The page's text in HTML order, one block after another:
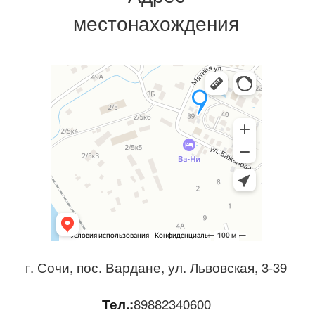
местонахождения
г. Сочи, пос. Вардане, ул. Львовская, 3-39
Тел.:89882340600